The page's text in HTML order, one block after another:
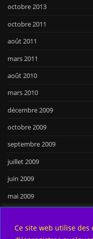
Ce site web utilise des
octobre 2013
octobre 2011
août 2011
mars 2011
août 2010
mars 2010
décembre 2009
octobre 2009
septembre 2009
juillet 2009
juin 2009
mai 2009
Search